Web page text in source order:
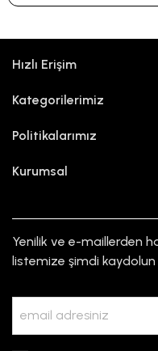
Hızlı Erişim
Kategorilerimiz
Politikalarımız
Kurumsal
Yenilik ve e-maillerden
listemize şimdi kaydolun